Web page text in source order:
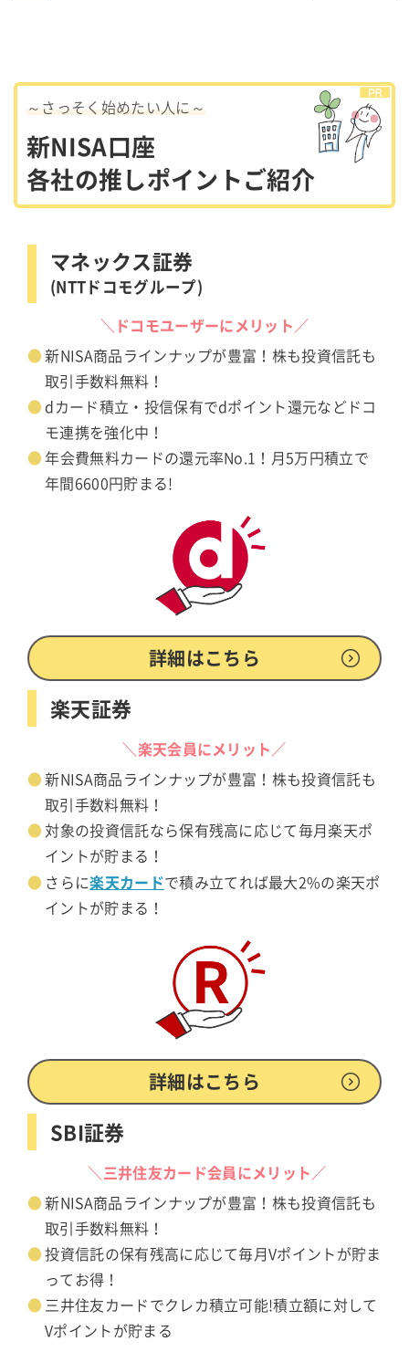
～さっそく始めたい人に～
新NISA口座
各社の推しポイントご紹介
マネックス証券
(NTTドコモグループ)
＼ドコモユーザーにメリット／
新NISA商品ラインナップが豊富！株も投資信託も
取引手数料無料！
dカード積立・投信保有でdポイント還元などドコ
モ連携を強化中！
年会費無料カードの還元率No.1！月5万円積立で
年間6600円貯まる!
詳細はこちら
楽天証券
＼楽天会員にメリット／
新NISA商品ラインナップが豊富！株も投資信託も
取引手数料無料！
対象の投資信託なら保有残高に応じて毎月楽天ポ
イントが貯まる！
さらに楽天カードで積み立てれば最大2%の楽天ポ
イントが貯まる！
詳細はこちら
SBI証券
＼三井住友カード会員にメリット／
新NISA商品ラインナップが豊富！株も投資信託も
取引手数料無料！
投資信託の保有残高に応じて毎月Vポイントが貯ま
ってお得！
三井住友カードでクレカ積立可能!積立額に対して
Vポイントが貯まる